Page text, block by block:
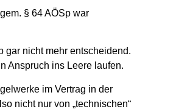
§ 64 AÖSp war
gar nicht mehr entscheidend.
Anspruch ins Leere laufen.
im Vertrag in der
nicht nur von „technischen“